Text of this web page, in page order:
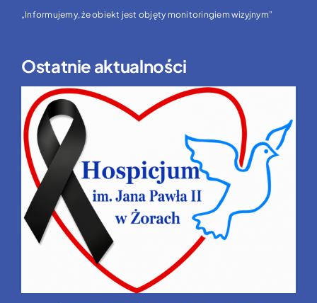
„Informujemy, że obiekt jest objęty monitoringiem wizyjnym”
Ostatnie aktualności